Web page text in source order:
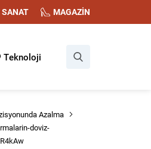
SANAT MAGAZİN
Teknoloji
Azalma
doviz-